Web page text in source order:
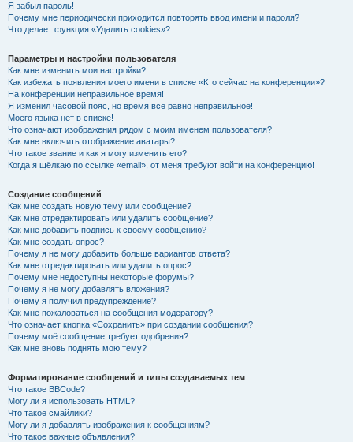
Я забыл пароль!
Почему мне периодически приходится повторять ввод имени и пароля?
Что делает функция «Удалить cookies»?
Параметры и настройки пользователя
Как мне изменить мои настройки?
Как избежать появления моего имени в списке «Кто сейчас на конференции»?
На конференции неправильное время!
Я изменил часовой пояс, но время всё равно неправильное!
Моего языка нет в списке!
Что означают изображения рядом с моим именем пользователя?
Как мне включить отображение аватары?
Что такое звание и как я могу изменить его?
Когда я щёлкаю по ссылке «email», от меня требуют войти на конференцию!
Создание сообщений
Как мне создать новую тему или сообщение?
Как мне отредактировать или удалить сообщение?
Как мне добавить подпись к своему сообщению?
Как мне создать опрос?
Почему я не могу добавить больше вариантов ответа?
Как мне отредактировать или удалить опрос?
Почему мне недоступны некоторые форумы?
Почему я не могу добавлять вложения?
Почему я получил предупреждение?
Как мне пожаловаться на сообщения модератору?
Что означает кнопка «Сохранить» при создании сообщения?
Почему моё сообщение требует одобрения?
Как мне вновь поднять мою тему?
Форматирование сообщений и типы создаваемых тем
Что такое BBCode?
Могу ли я использовать HTML?
Что такое смайлики?
Могу ли я добавлять изображения к сообщениям?
Что такое важные объявления?